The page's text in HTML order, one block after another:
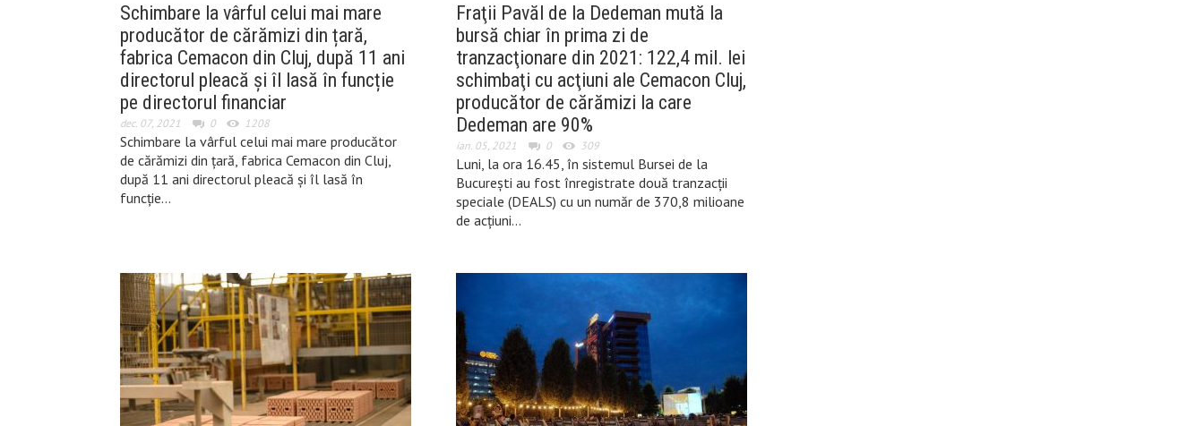
Schimbare la vârful celui mai mare
producător de cărămizi din țară,
fabrica Cemacon din Cluj, după 11 ani
directorul pleacă și îl lasă în funcție
pe directorul financiar
dec. 07, 2021 0 1208
Schimbare la vârful celui mai mare producător
de cărămizi din țară, fabrica Cemacon din Cluj,
după 11 ani directorul pleacă și îl lasă în
funcție…
Fraţii Pavăl de la Dedeman mută la
bursă chiar în prima zi de
tranzacţionare din 2021: 122,4 mil. lei
schimbaţi cu acţiuni ale Cemacon Cluj,
producător de cărămizi la care
Dedeman are 90%
ian. 05, 2021 0 309
Luni, la ora 16.45, în sistemul Bursei de la
Bucureşti au fost înregistrate două tranzacţii
speciale (DEALS) cu un număr de 370,8 milioane
de acţiuni…